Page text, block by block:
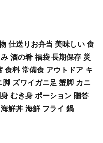
仕送りお弁当 美味しい 食
酒の肴 福袋 長期保存 災
食料 常備食 アウトドア キ
ズワイガニ足 蟹脚 カニ
むき身 ポーション 贈答
鮮丼 海鮮 フライ 鍋